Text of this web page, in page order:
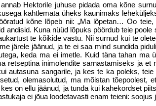
Hektorile juhuse pidada oma kõne
kahtlemata üheks kaunimaks
kõne lõpeb nii: „Ma lõpetan… Oo
andisid. Kuna nüüd lõpuks pöördub teie
te kõikide vastu. Nii surnud kui te
järele jäänud, ja te ei saa mind sundida
keda ma ei imetle. Kuid täna tahan ma
retseptina inimolendite sarnastamiseks ja et
autasuna sangarile, ja kes te ka poleks, teie
olemasolutud, ma mõistan tõepoolest,
on ellu jäänud, ja tunda kui kahekordset
ei jõua loodetavasti enam teieni: